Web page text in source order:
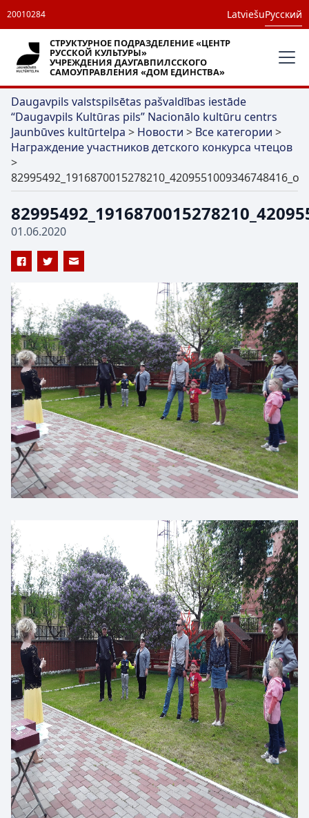
20010284 LatviešuРусский
СТРУКТУРНОЕ ПОДРАЗДЕЛЕНИЕ «ЦЕНТР
РУССКОЙ КУЛЬТУРЫ»
УЧРЕЖДЕНИЯ ДАУГАВПИЛССКОГО
САМОУПРАВЛЕНИЯ «ДОМ ЕДИНСТВА»
Daugavpils valstspilsētas pašvaldības iestāde
“Daugavpils Kultūras pils” Nacionālo kultūru centrs
Jaunbūves kultūrtelpa > Новости > Все категории >
Награждение участников детского конкурса чтецов
>
82995492_1916870015278210_4209551009346748416_o
01.06.2020